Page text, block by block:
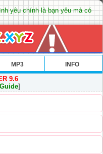
yêu chính là bạn yêu mà có
MP3 INFO
9.6
]